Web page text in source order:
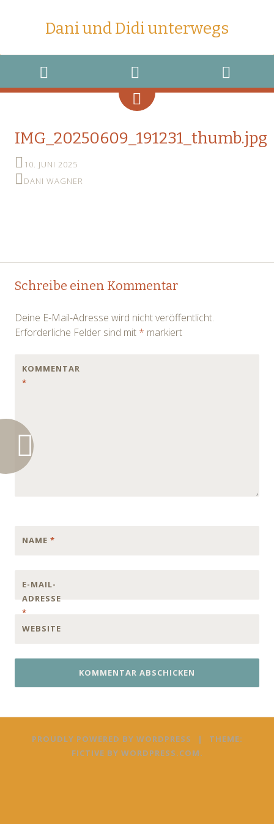
Dani und Didi unterwegs
MENU
WIDGETS
SEARCH
IMG_20250609_191231_thumb.jpg
10. JUNI 2025
DANI WAGNER
Post
Schreibe einen Kommentar
Deine E-Mail-Adresse wird nicht veröffentlicht.
Erforderliche Felder sind mit * markiert
KOMMENTAR
*
NAME *
E-MAIL-
ADRESSE
*
WEBSITE
PROUDLY POWERED BY WORDPRESS |
THEME:
FICTIVE BY WORDPRESS.COM.